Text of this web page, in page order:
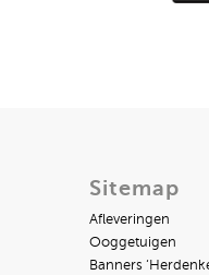
Sitemap
Afleveringen
Ooggetuigen
Banners